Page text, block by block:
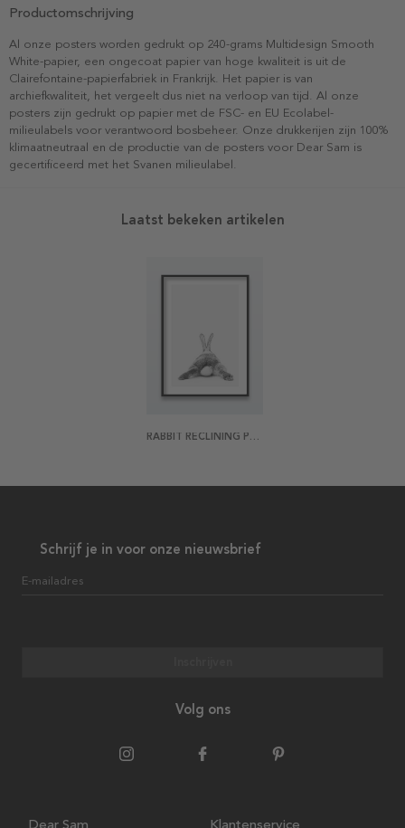
Productomschrijving
Al onze posters worden gedrukt op 240-grams Multidesign Smooth
White-papier, een ongecoat papier van hoge kwaliteit is uit de
Clairefontaine-papierfabriek in Frankrijk. Het papier is van
archiefkwaliteit, het vergeelt dus niet na verloop van tijd. Al onze
posters zijn gedrukt op papier met de FSC- en EU Ecolabel-
milieulabels voor verantwoord bosbeheer. Onze drukkerijen zijn 100%
klimaatneutraal en de productie van de posters voor Dear Sam is
gecertificeerd met het Svanen milieulabel.
Laatst bekeken artikelen
RABBIT RECLINING POSTER
Schrijf je in voor onze nieuwsbrief
E-mailadres
Volg ons
Dear Sam Klantenservice